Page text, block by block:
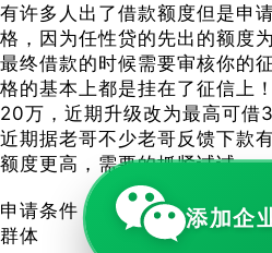
有许多人出了借款额度但是申
格，因为任性贷的先出的额度
最终借款的时候需要审核你的
格的基本上都是挂在了征信上
20万，近期升级改为最高可借
近期据老哥不少老哥反馈下款
额度更高，需要的抓紧试试
申请条件：22-60周岁，征信
群体
添加企